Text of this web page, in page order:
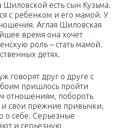
Шиловской есть сын Кузьма.
с ребенком и его мамой. У
Аглая Шиловская
время она хочет
роль – стать мамой.
детях.
говорят друг о друге с
пришлось пройти
отношениям, побороть
и свои прежние привычки,
о себе. Серьезные
и серьезную